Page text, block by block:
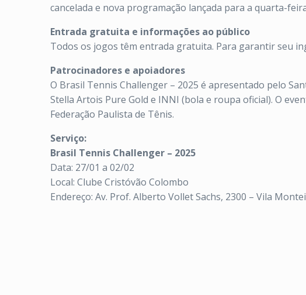
cancelada e nova programação lançada para a quarta-
Entrada gratuita e informações ao público
Todos os jogos têm entrada gratuita. Para garantir seu
Patrocinadores e apoiadores
O Brasil Tennis Challenger – 2025 é apresentado pelo
Stella Artois Pure Gold e INNI (bola e roupa oficial). O
Federação Paulista de Tênis.
Serviço:
Brasil Tennis Challenger – 2025
Data: 27/01 a 02/02
Local: Clube Cristóvão Colombo
Endereço: Av. Prof. Alberto Vollet Sachs, 2300 – Vila